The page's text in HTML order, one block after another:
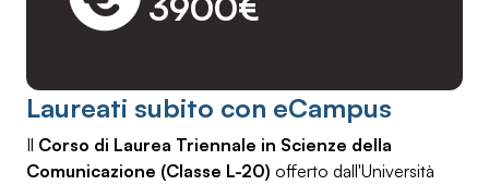
Laureati subito con eCampus
Il Corso di Laurea Triennale in Scienze della
Comunicazione (Classe L-20) offerto dall'Università